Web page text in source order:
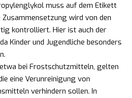
muss auf dem Etikett
Zusammensetzung wird von den
kontrolliert. Hier ist auch der
Kinder und Jugendliche besonders
bei Frostschutzmitteln, gelten
eine Verunreinigung von
verhindern sollen. In